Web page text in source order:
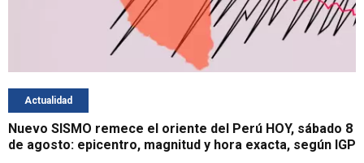
Actualidad
Nuevo SISMO remece el oriente del Perú HOY, sábado 8
de agosto: epicentro, magnitud y hora exacta, según IGP